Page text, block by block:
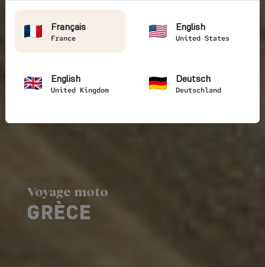
Voyage moto
GRÈCE
Français
France
English
United States
English
United Kingdom
Deutsch
Deutschland